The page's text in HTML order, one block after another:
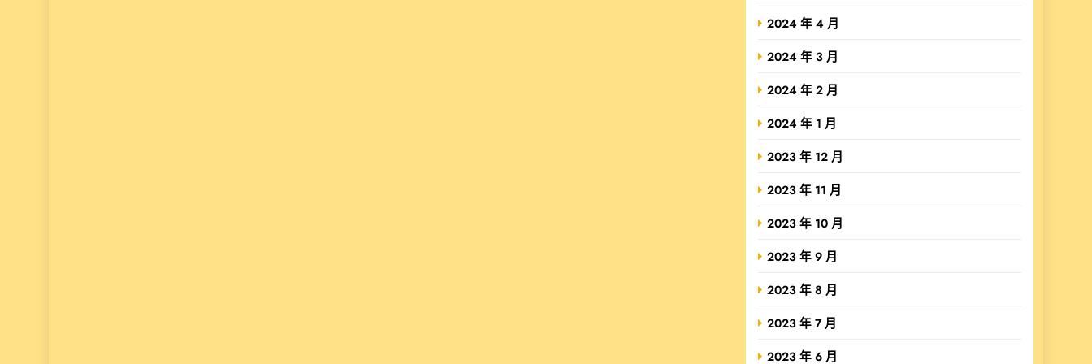
2024 年 4 月
2024 年 3 月
2024 年 2 月
2024 年 1 月
2023 年 12 月
2023 年 11 月
2023 年 10 月
2023 年 9 月
2023 年 8 月
2023 年 7 月
2023 年 6 月